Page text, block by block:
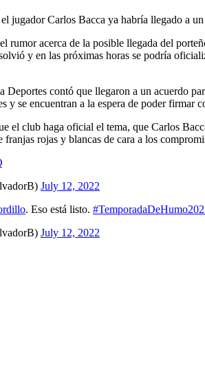
jugador Carlos Bacca ya habría llegado a
rumor acerca de la posible llegada del
y en las próximas horas se podría
Deportes contó que llegaron a un acuerdo
y se encuentran a la espera de poder
el club haga oficial el tema, que Carlos
rojas y blancas de cara a los
July 12, 2022
. Eso está listo.
July 12, 2022